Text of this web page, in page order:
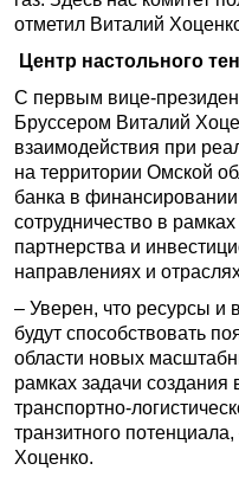
отметил Виталий
Центр настольного
С первым вице-
Бруссером Виталий
взаимодействия при
на территории Омской
банка в
сотрудничество в
партнерства и
направлениях и
– Уверен, что ресурсы и
будут способствовать
области новых
рамках задачи создания
транспортно-
транзитного
Хоценко.